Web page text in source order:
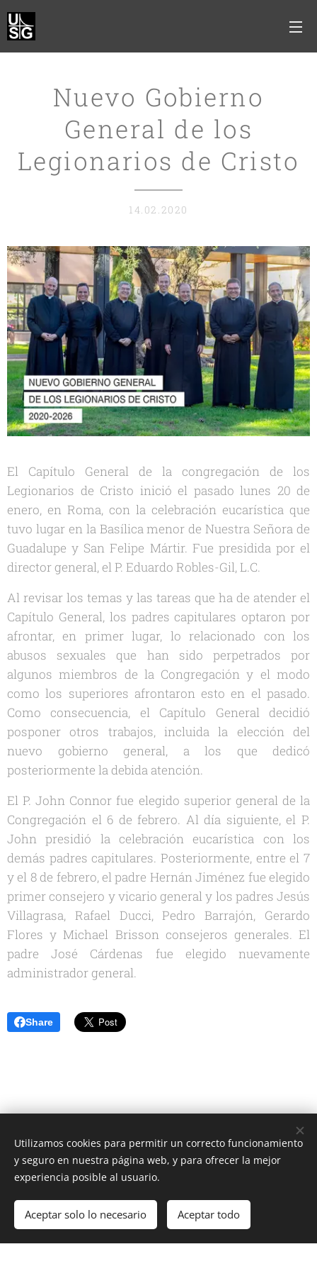
Nuevo Gobierno
General de los
Legionarios de Cristo
14.02.2020
El Capítulo General de la congregación de los
Legionarios de Cristo inició el pasado lunes 20 de
enero, en Roma, con la celebración eucarística que
tuvo lugar en la Basílica menor de Nuestra Señora de
Guadalupe y San Felipe Mártir. Fue presidida por el
director general, el P. Eduardo Robles-Gil, L.C.
Al revisar los temas y las tareas que ha de atender el
Capítulo General, los padres capitulares optaron por
afrontar, en primer lugar, lo relacionado con los
abusos sexuales que han sido perpetrados por
algunos miembros de la Congregación y el modo
como los superiores afrontaron esto en el pasado.
Como consecuencia, el Capítulo General decidió
posponer otros trabajos, incluida la elección del
nuevo gobierno general, a los que dedicó
posteriormente la debida atención.
El P. John Connor fue elegido superior general de la
Congregación el 6 de febrero. Al día siguiente, el P.
John presidió la celebración eucarística con los
demás padres capitulares. Posteriormente, entre el 7
y el 8 de febrero, el padre Hernán Jiménez fue elegido
primer consejero y vicario general y los padres Jesús
Villagrasa, Rafael Ducci, Pedro Barrajón, Gerardo
Flores y Michael Brisson consejeros generales. El
padre José Cárdenas fue elegido nuevamente
administrador general.
Share
Unione Superiori Generali - Via dei Penitenzieri 19 -00193 ROMA
Cookies
Idiomas
Italiano
English Français Español
Utilizamos cookies para permitir un correcto funcionamiento
y seguro en nuestra página web, y para ofrecer la mejor
experiencia posible al usuario.
Aceptar solo lo necesario Aceptar todo